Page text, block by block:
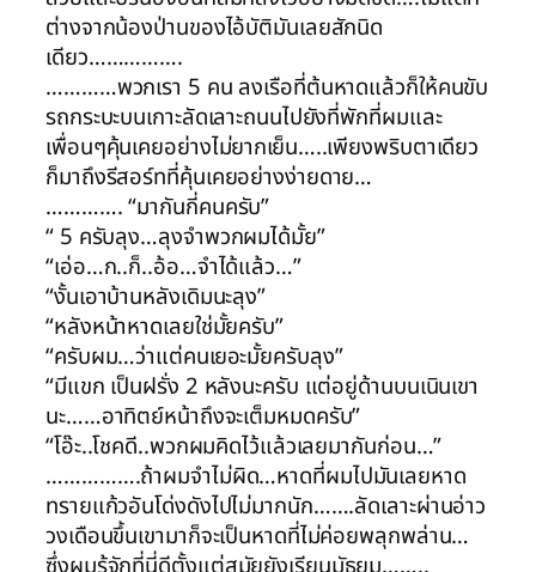
ต่างจากน้องป่านของไอ้บัติมันเลยสักนิด
เดียว…………….
…………พวกเรา 5 คน ลงเรือที่ต้นหาดแล้วก็ให้คนขับ
รถกระบะบนเกาะลัดเลาะถนนไปยังที่พักที่ผมและ
เพื่อนๆคุ้นเคยอย่างไม่ยากเย็น…..เพียงพริบตาเดียว
ก็มาถึงรีสอร์ทที่คุ้นเคยอย่างง่ายดาย…
…………. “มากันกี่คนครับ”
“ 5 ครับลุง…ลุงจำพวกผมได้มั้ย”
“เอ่อ…ก..ก็..อ้อ…จำได้แล้ว…”
“งั้นเอาบ้านหลังเดิมนะลุง”
“หลังหน้าหาดเลยใช่มั้ยครับ”
“ครับผม…ว่าแต่คนเยอะมั้ยครับลุง”
“มีแขก เป็นฝรั่ง 2 หลังนะครับ แต่อยู่ด้านบนเนินเขา
นะ……อาทิตย์หน้าถึงจะเต็มหมดครับ”
“โอ๊ะ..โชคดี..พวกผมคิดไว้แล้วเลยมากันก่อน…”
…………….ถ้าผมจำไม่ผิด…หาดที่ผมไปมันเลยหาด
ทรายแก้วอันโด่งดังไปไม่มากนัก…….ลัดเลาะผ่านอ่าว
วงเดือนขึ้นเขามาก็จะเป็นหาดที่ไม่ค่อยพลุกพล่าน…